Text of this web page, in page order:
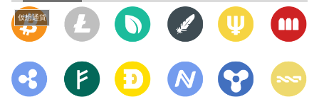
仮想通貨